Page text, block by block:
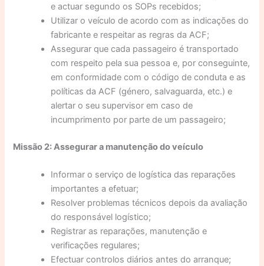
e actuar segundo os SOPs recebidos;
Utilizar o veículo de acordo com as indicações do
fabricante e respeitar as regras da ACF;
Assegurar que cada passageiro é transportado
com respeito pela sua pessoa e, por conseguinte,
em conformidade com o código de conduta e as
políticas da ACF (género, salvaguarda, etc.) e
alertar o seu supervisor em caso de
incumprimento por parte de um passageiro;
Missão 2: Assegurar a manutenção do veículo
Informar o serviço de logística das reparações
importantes a efetuar;
Resolver problemas técnicos depois da avaliação
do responsável logístico;
Registrar as reparações, manutenção e
verificações regulares;
Efectuar controlos diários antes do arranque;